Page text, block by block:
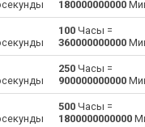
в Месяцев
в Лет —
180000000000
100 Часы =
360000000000
250 Часы =
900000000000
500 Часы =
1800000000000